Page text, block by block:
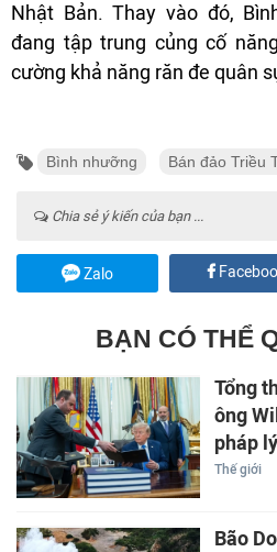
Nhật Bản. Thay vào đó,
đang tập trung củng cố
cường khả năng răn đe quân
Bình nhưỡng Bán đảo Triều
Chia sẻ ý kiến của bạn ...
Zalo
BẠN CÓ THỂ
Tổng
ông
pháp
Thế giới
Bão